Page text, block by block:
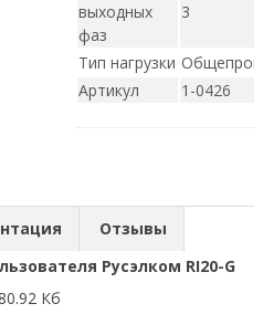
выходных
фаз
3
Тип нагрузки Общепром
Артикул
1-0426
Отзывы
Русэлком RI20-G
Кб